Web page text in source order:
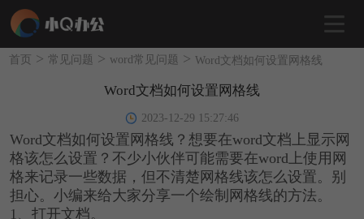
首页 > 常见问题 > word常见问题 > Word文档如何设置网格线
Word文档如何设置网格线
2023-12-29 15:27:46
Word文档如何设置网格线？想要在word文档上显示网
格该怎么设置？不少小伙伴可能需要在word上使用网
格来记录一些数据，但不清楚网格线该怎么设置。别
担心。小编来给大家分享一个绘制网格线的方法。
1、打开文档。